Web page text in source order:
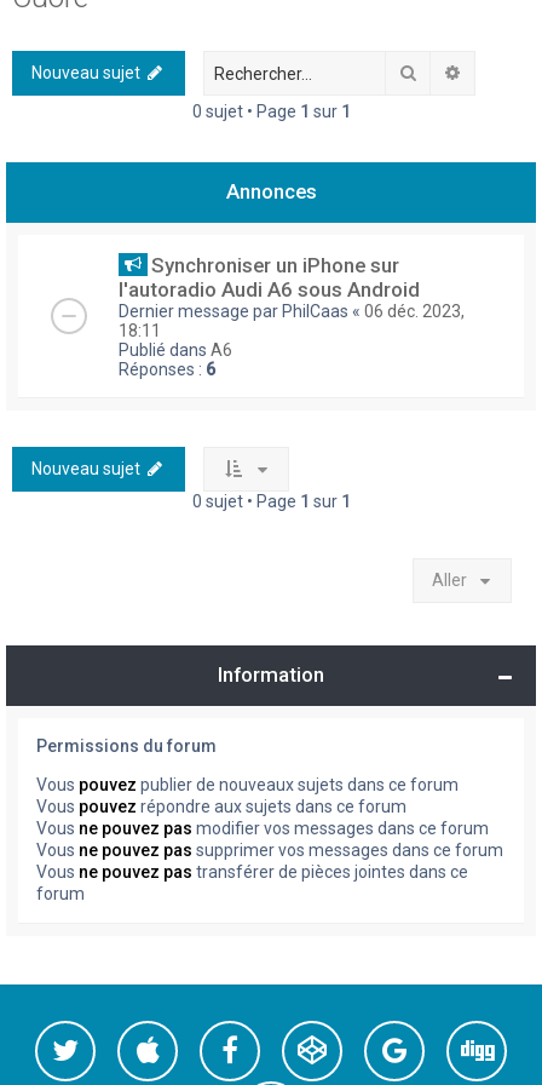
h
r
Nouveau sujet Rechercher
0 sujet • Page 1 sur 1
Annonces
Synchroniser un iPhone sur
l'autoradio Audi A6 sous Android
Dernier message par PhilCaas « 06 déc. 2023,
18:11
Publié dans A6
Réponses : 6
Nouveau sujet
0 sujet • Page 1 sur 1
Aller
Information
Permissions du forum
Vous pouvez publier de nouveaux sujets dans ce forum
Vous pouvez répondre aux sujets dans ce forum
Vous ne pouvez pas modifier vos messages dans ce forum
Vous ne pouvez pas supprimer vos messages dans ce forum
Vous ne pouvez pas transférer de pièces jointes dans ce
forum